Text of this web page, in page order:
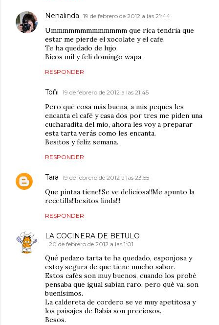
Nenalinda 19 de febrero de 2012 a las 21:44
Ummmmmmmmmmmmm que rica tendria que
estar me pierde el xocolate y el cafe.
Te ha quedado de lujo.
Bicos mil y feli domingo wapa.
RESPONDER
Toñi 19 de febrero de 2012 a las 21:45
Pero qué cosa más buena, a mis peques les
encanta el café y casa dos por tres me piden una
cucharadita del mio, ahora les voy a preparar
esta tarta verás como les encanta.
Besitos y feliz semana.
RESPONDER
Tara 19 de febrero de 2012 a las 23:55
Que pintaa tiene!!Se ve deliciosa!!Me apunto la
recetilla!!besitos linda!!!
RESPONDER
LA COCINERA DE BETULO
20 de febrero de 2012 a las 1:01
Qué pedazo tarta te ha quedado, esponjosa y
estoy segura de que tiene mucho sabor.
Estos cafés son muy buenos, cuando los probé
pensaba que igual sabían raro, pero qué va, son
buenísimos.
La caldereta de cordero se ve muy apetitosa y
los paisajes de Babia son preciosos.
Besos.